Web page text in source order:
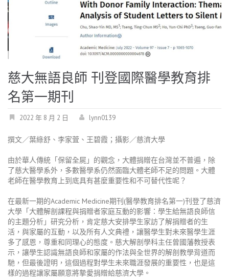
慈大無語良師 刊登國際醫學教育排
名第一期刊
2022 年 8 月 2 日 lynn0139
撰文／葉綠舒、李家萓、王碧霞；攝影／慈濟大學
由於華人傳統「保留全屍」的觀念，大體捐贈在台灣並不普遍，除
了慈大醫學系外，多數醫學系仍然面臨大體老師不足的問題。大體
老師在醫學教育上到底具有甚麼重要性和不可替代性呢？
在最新一期的Academic Medicine期刊(醫學教育排名第一)刊登了慈濟
大學「大體解剖課程與捐贈者家庭互動的影響：學生給無語良師信
的主題分析」研究分析，肯定慈大安排學生家訪了解捐贈者的生
活，與家屬的互動，以及所有人文典禮，讓醫學生對未來醫學生涯
多了感恩，尊重和同理心的態度。慈大解剖學科主任曾國藩教授表
示，讓學生認識無語良師和家屬的作法與全世界的解剖教學背道而
馳，但最後證明，這個過程對學生未來職涯發展的重要性，也是這
樣的過程讓家屬願意將摯愛捐贈給慈濟大學。